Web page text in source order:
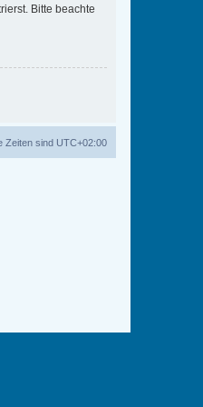
Bitte beachte
Zeiten sind UTC+02:00